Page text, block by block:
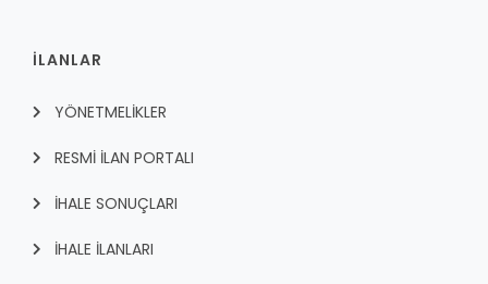
İLANLAR
YÖNETMELİKLER
RESMİ İLAN PORTALI
İHALE SONUÇLARI
İHALE İLANLARI